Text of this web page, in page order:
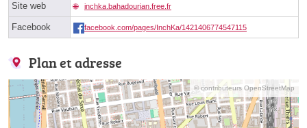
Site web inchka.bahadourian.free.fr
Facebook facebook.com/pages/InchKa/1421406774547115
Plan et adresse
© contributeurs OpenStreetMap